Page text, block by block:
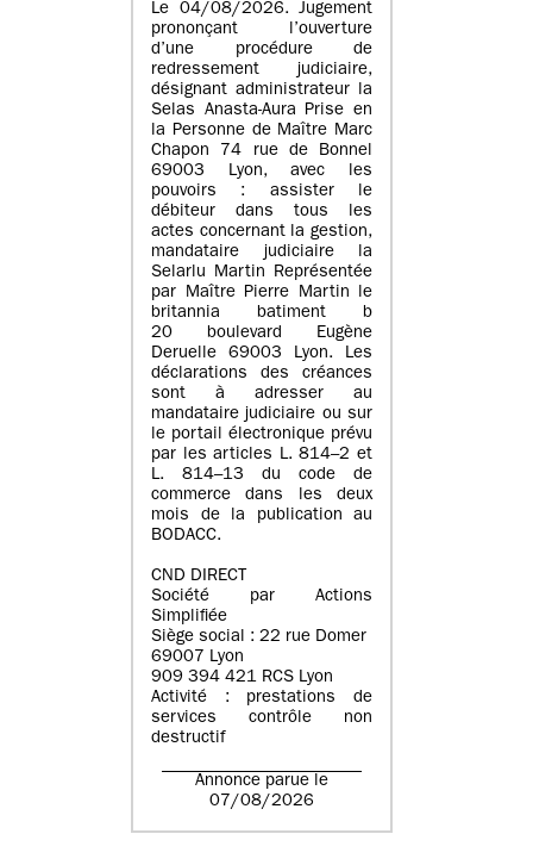
Le 04/08/2026. Jugement
prononçant l’ouverture
d’une procédure de
redressement judiciaire,
désignant administrateur la
Selas Anasta-Aura Prise en
la Personne de Maître Marc
Chapon 74 rue de Bonnel
69003 Lyon, avec les
pouvoirs : assister le
débiteur dans tous les
actes concernant la gestion,
mandataire judiciaire la
Selarlu Martin Représentée
par Maître Pierre Martin le
britannia batiment b
20 boulevard Eugène
Deruelle 69003 Lyon. Les
déclarations des créances
sont à adresser au
mandataire judiciaire ou sur
le portail électronique prévu
par les articles L. 814–2 et
L. 814–13 du code de
commerce dans les deux
mois de la publication au
BODACC.
CND DIRECT
Société par Actions
Simplifiée
Siège social : 22 rue Domer
69007 Lyon
909 394 421 RCS Lyon
Activité : prestations de
services contrôle non
destructif
Annonce parue le
07/08/2026